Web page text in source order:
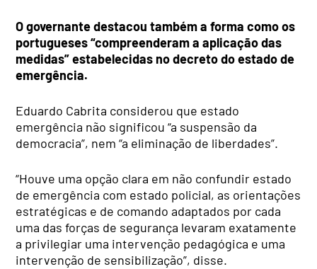
O governante destacou também a forma como os
portugueses “compreenderam a aplicação das
medidas” estabelecidas no decreto do estado de
emergência.
Eduardo Cabrita considerou que estado
emergência não significou “a suspensão da
democracia”, nem “a eliminação de liberdades”.
“Houve uma opção clara em não confundir estado
de emergência com estado policial, as orientações
estratégicas e de comando adaptados por cada
uma das forças de segurança levaram exatamente
a privilegiar uma intervenção pedagógica e uma
intervenção de sensibilização”, disse.